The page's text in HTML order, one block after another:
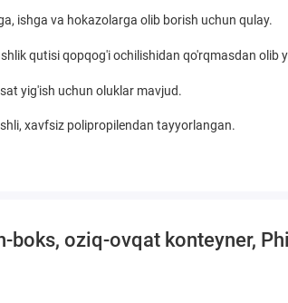
ishga va hokazolarga olib borish uchun qulay.
qutisi qopqog'i ochilishidan qo'rqmasdan olib
yig'ish uchun oluklar mavjud.
xavfsiz polipropilendan tayyorlangan.
boks, oziq-ovqat konteyner,